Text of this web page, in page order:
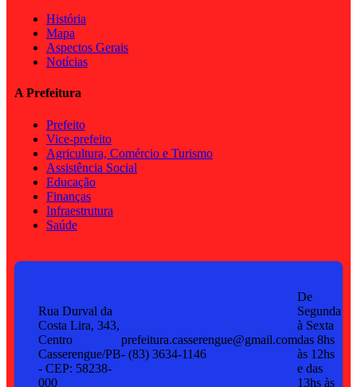
História
Mapa
Aspectos Gerais
Notícias
A Prefeitura
Prefeito
Vice-prefeito
Agricultura, Comércio e Turismo
Assistência Social
Educação
Finanças
Infraestrutura
Saúde
Rua Durval da
Costa Lira, 343,
Centro
Casserengue/PB
- CEP: 58238-
000
prefeitura.casserengue@gmail.com
- (83) 3634-1146
De
Segunda
à Sexta
das 8hs
às 12hs
e das
13hs às